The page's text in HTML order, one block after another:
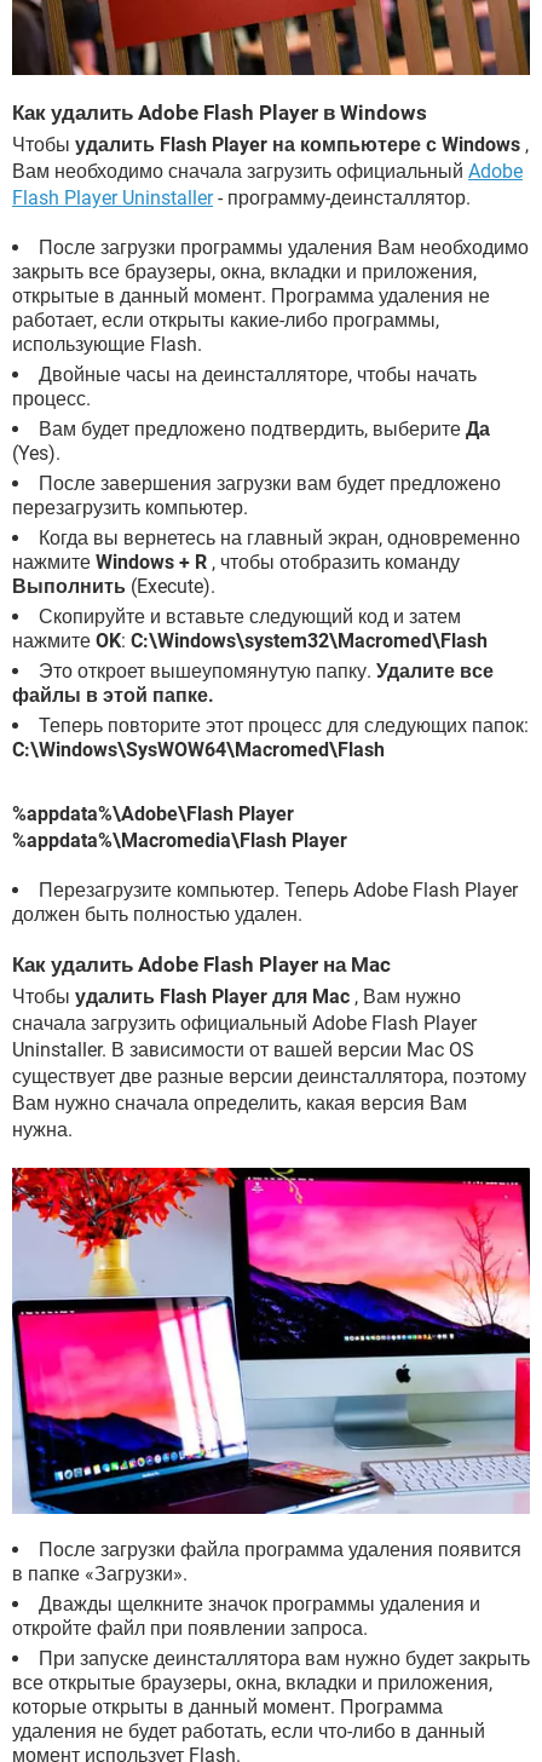
Как удалить Adobe Flash Player в Windows
Чтобы удалить Flash Player на компьютере с Windows ,
Вам необходимо сначала загрузить официальный Adobe
Flash Player Uninstaller- программу-деинсталлятор.
После загрузки программы удаления Вам необходимо
закрыть все браузеры, окна, вкладки и приложения,
открытые в данный момент. Программа удаления не
работает, если открыты какие-либо программы,
использующие Flash.
Двойные часы на деинсталляторе, чтобы начать
процесс.
Вам будет предложено подтвердить, выберите Да
(Yes).
После завершения загрузки вам будет предложено
перезагрузить компьютер.
Когда вы вернетесь на главный экран, одновременно
нажмите Windows + R , чтобы отобразить команду
Выполнить (Execute).
Скопируйте и вставьте следующий код и затем
нажмите OK: C:\Windows\system32\Macromed\Flash
Это откроет вышеупомянутую папку. Удалите все
файлы в этой папке.
Теперь повторите этот процесс для следующих папок:
C:\Windows\SysWOW64\Macromed\Flash
%appdata%\Adobe\Flash Player
%appdata%\Macromedia\Flash Player
Перезагрузите компьютер. Теперь Adobe Flash Player
должен быть полностью удален.
Как удалить Adobe Flash Player на Mac
Чтобы удалить Flash Player для Mac , Вам нужно
сначала загрузить официальный Adobe Flash Player
Uninstaller. В зависимости от вашей версии Mac OS
существует две разные версии деинсталлятора, поэтому
Вам нужно сначала определить, какая версия Вам
нужна.
После загрузки файла программа удаления появится
в папке «Загрузки».
Дважды щелкните значок программы удаления и
откройте файл при появлении запроса.
При запуске деинсталлятора вам нужно будет закрыть
все открытые браузеры, окна, вкладки и приложения,
которые открыты в данный момент. Программа
удаления не будет работать, если что-либо в данный
момент использует Flash.